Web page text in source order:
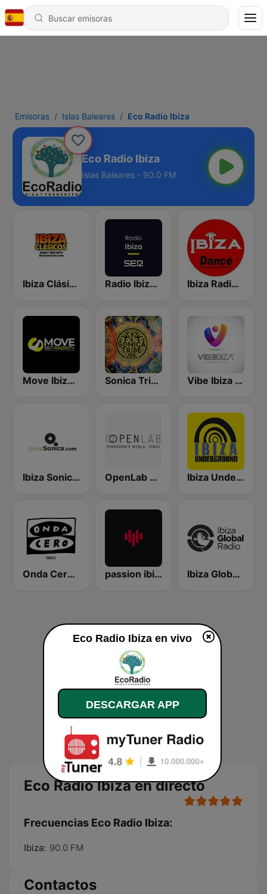
Emisoras Islas Baleares Eco Radio Ibiza
Eco Radio Ibiza
Islas Baleares - 90.0 FM
Ibiza Clásicos Radio Ibiza SER Ibiza Radios - Dance
Move Ibiza Radio Sonica Tribe Vibe Ibiza Radio
Ibiza Sonica - puraSonica.com OpenLab FM Ibiza Underground Radio
Onda Cero Ibiza passion ibiza radio Ibiza Global Radio
Eco Radio Ibiza en directo
Frecuencias Eco Radio Ibiza:
Ibiza: 90.0 FM
Contactos
Eco Radio Ibiza en vivo
DESCARGAR APP